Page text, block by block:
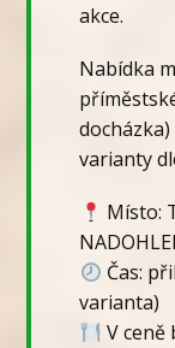
akce.
Nabídka
varianty
Místo:
Čas:
varianta)
V ceně